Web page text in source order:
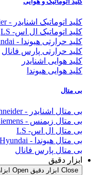
کلید اتوماتیک اشنایدر - Schneider
کلید اتوماتیک ال اس- LS
کلید حرارتی هیوندا - Hyundai
کلید حرارتی پارس فانال
کلید هوایی اشنایدر
کلید هوایی هیوندا
بی متال
بی متال اشنایدر - Schneider
بی متال زیمنس - Siemens
بی متال ال اس- LS
بی متال هیوندا - Hyundai
بی متال پارس فانال
ابزار دقیق
Close ابزار دقیق Open ابزار دقیق